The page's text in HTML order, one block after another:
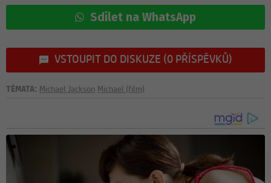
Sdílet na WhatsApp
VSTOUPIT DO DISKUZE (0 PŘÍSPĚVKŮ)
TÉMATA: Michael Jackson Michael (film)